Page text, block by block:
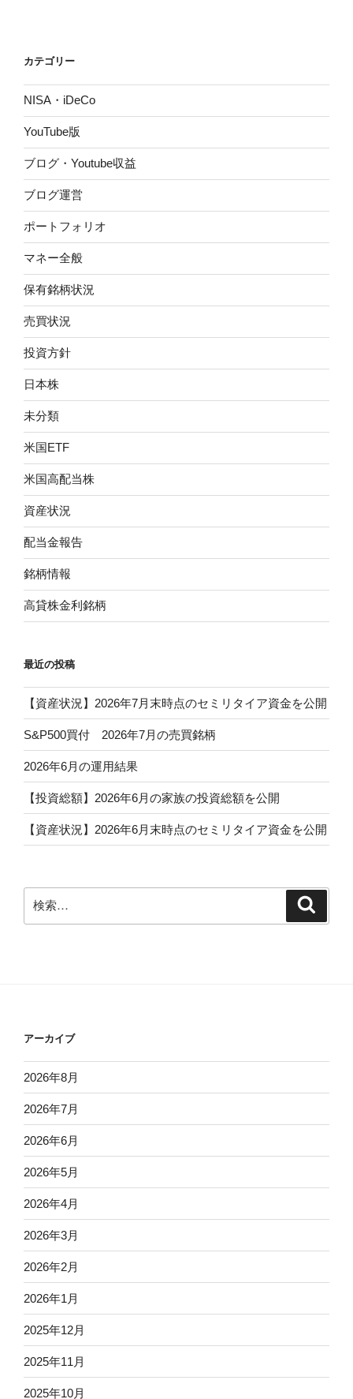
カテゴリー
NISA・iDeCo
YouTube版
ブログ・Youtube収益
ブログ運営
ポートフォリオ
マネー全般
保有銘柄状況
売買状況
投資方針
日本株
未分類
米国ETF
米国高配当株
資産状況
配当金報告
銘柄情報
高貸株金利銘柄
最近の投稿
【資産状況】2026年7月末時点のセミリタイア資金を公開
S&P500買付 2026年7月の売買銘柄
2026年6月の運用結果
【投資総額】2026年6月の家族の投資総額を公開
【資産状況】2026年6月末時点のセミリタイア資金を公開
索:
アーカイブ
2026年8月
2026年7月
2026年6月
2026年5月
2026年4月
2026年3月
2026年2月
2026年1月
2025年12月
2025年11月
2025年10月